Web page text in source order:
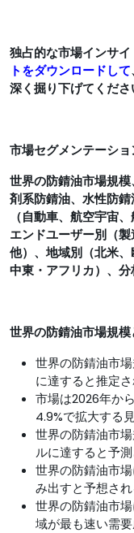
独占的な市場インサ
トをダウンロードして
深く掘り下げてくださ
市場セグメンテーショ
世界の防錆油市場規
剤系防錆油、水性防
（自動車、航空宇宙
エンドユーザー別（
他）、地域別（北米、
中東・アフリカ）、
世界の防錆油市場規
世界の防錆油市
に達すると推定さ
市場は2026年か
4.9%で拡大する
世界の防錆油市
ルに達すると予測
世界の防錆油市
み出すと予想され
世界の防錆油市
域が最も速い需